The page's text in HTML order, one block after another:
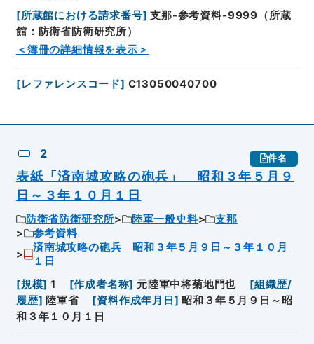
[所蔵館における請求番号] 支那-参考資料-9999（所蔵
館：防衛省防衛研究所）
＜簿冊の詳細情報を表示＞
[レファレンスコード] C13050040700
2 件名
表紙「済南城攻略の砲兵」 昭和３年５月９
日～３年１０月１日
防衛省防衛研究所 陸軍一般史料
支那
参考資料
済南城攻略の砲兵 昭和３年５月９日～３年１０月
１日
[規模] 1 [作成者名称] 元陸軍中将菊地門也 [組織歴/
履歴] 陸軍省 [資料作成年月日 ] 昭和３年５月９日～昭
和３年１０月１日